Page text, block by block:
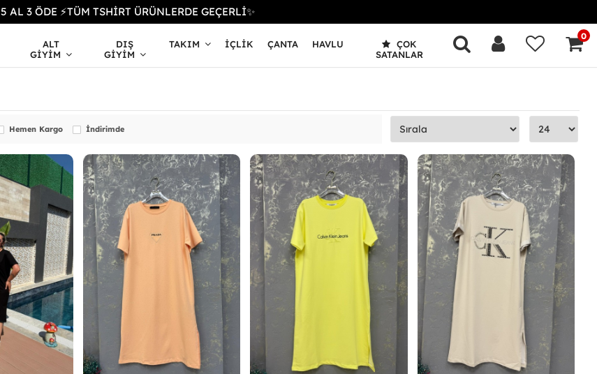
5 AL 3 ÖDE ⚡TÜM TSHİRT ÜRÜNLERDE GEÇERLİ✨
ALT
GIYIM
DIŞ
GIYIM
TAKIM İÇLIK ÇANTA HAVLU
ÇOK
SATANLAR
0
Hemen Kargo İndirimde